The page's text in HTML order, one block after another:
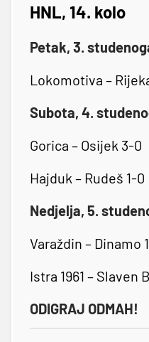
HNL, 14. kolo
Petak, 3.
Lokomotiva –
Subota, 4.
Gorica – Osijek 3-0
Hajduk – Rudeš 1-0
Nedjelja, 5.
Varaždin – Dinamo
Istra 1961 – Slaven
ODIGRAJ ODMAH!